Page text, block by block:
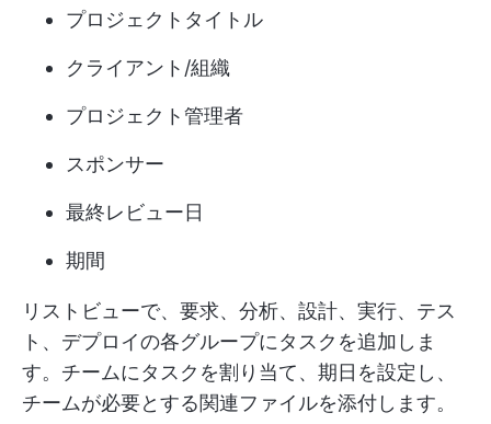
プロジェクトタイトル
クライアント/組織
プロジェクト管理者
スポンサー
最終レビュー日
期間
リストビューで、要求、分析、設計、実行、テス
ト、デプロイの各グループにタスクを追加しま
す。チームにタスクを割り当て、期日を設定し、
チームが必要とする関連ファイルを添付します。